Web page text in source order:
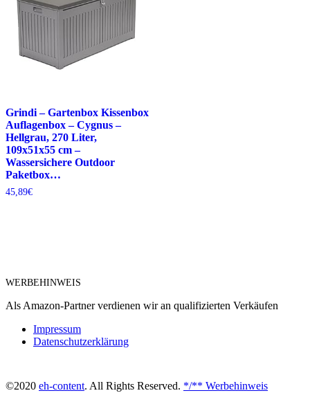
Grindi – Gartenbox Kissenbox
Auflagenbox – Cygnus –
Hellgrau, 270 Liter,
109x51x55 cm –
Wassersichere Outdoor
Paketbox…
45,89€
WERBEHINWEIS
Als Amazon-Partner verdienen wir an qualifizierten Verkäufen
Impressum
Datenschutzerklärung
©2020 eh-content. All Rights Reserved. */** Werbehinweis